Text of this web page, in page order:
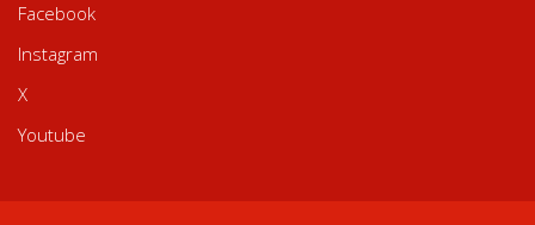
Facebook
Instagram
X
Youtube